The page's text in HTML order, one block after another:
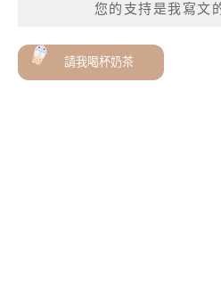
您的支持是我寫文
請我喝杯奶茶